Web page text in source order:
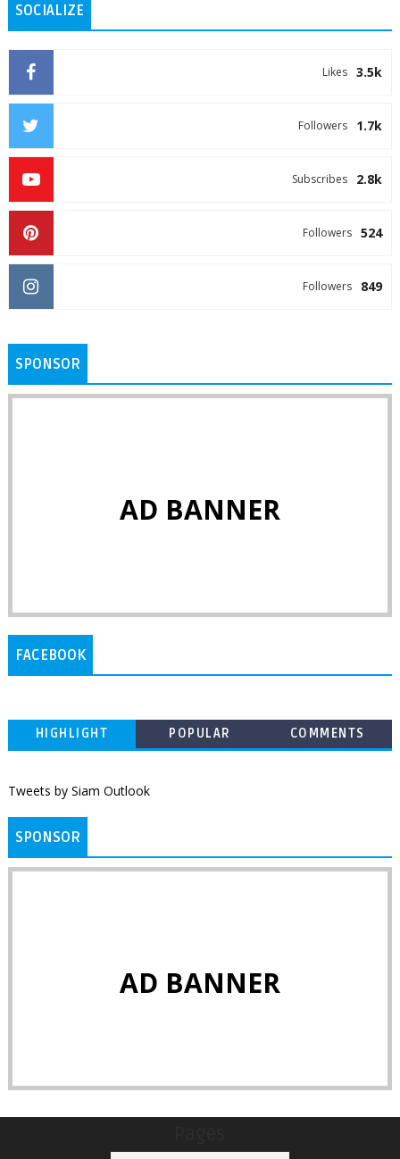
SOCIALIZE
3.5k
Likes
1.7k
Followers
2.8k
Subscribes
524
Followers
849
Followers
SPONSOR
AD BANNER
FACEBOOK
HIGHLIGHT POPULAR COMMENTS
Tweets by Siam Outlook
SPONSOR
AD BANNER